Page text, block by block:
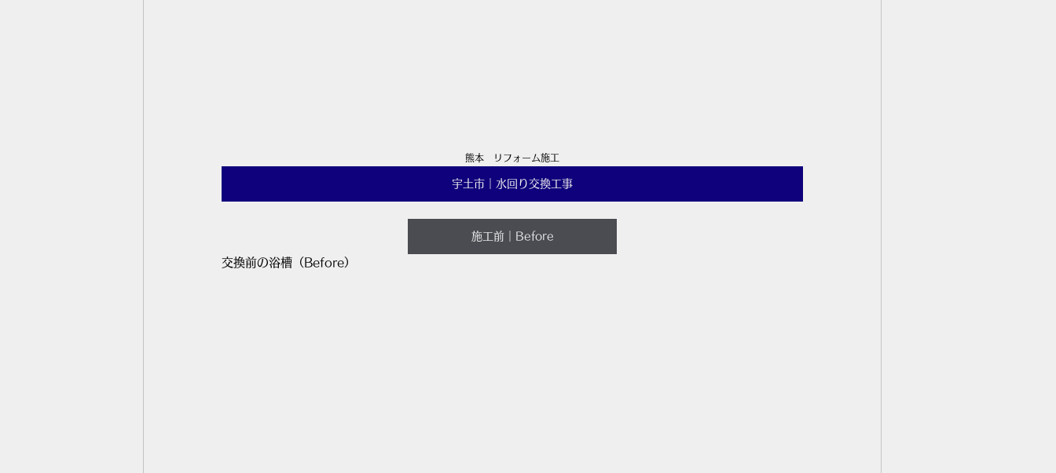
熊本　リフォーム施工
宇土市｜水回り交換工事
施工前｜Before
交換前の浴槽（Before）